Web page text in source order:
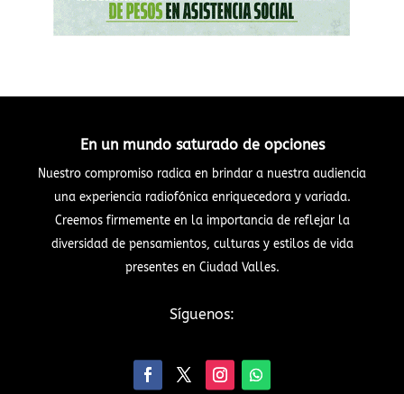
En un mundo saturado de opciones
Nuestro compromiso radica en brindar a nuestra audiencia
una experiencia radiofónica enriquecedora y variada.
Creemos firmemente en la importancia de reflejar la
diversidad de pensamientos, culturas y estilos de vida
presentes en Ciudad Valles.
Síguenos: